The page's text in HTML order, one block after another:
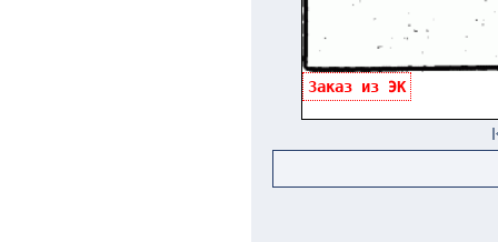
Заказ из ЭК